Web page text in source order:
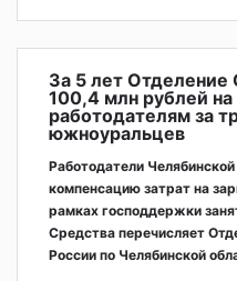
За 5 лет
100,4 млн рублей на
работодателям за
южноуральцев
Работодатели
компенсацию затрат на
рамках господдержки
Средства перечисляет
России по Челябинской